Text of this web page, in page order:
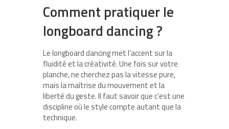
Comment pratiquer le
longboard dancing ?
Le longboard dancing met l’accent sur la
fluidité et la créativité. Une fois sur votre
planche, ne cherchez pas la vitesse pure,
mais la maîtrise du mouvement et la
liberté du geste. Il faut savoir que c’est une
discipline où le style compte autant que la
technique.